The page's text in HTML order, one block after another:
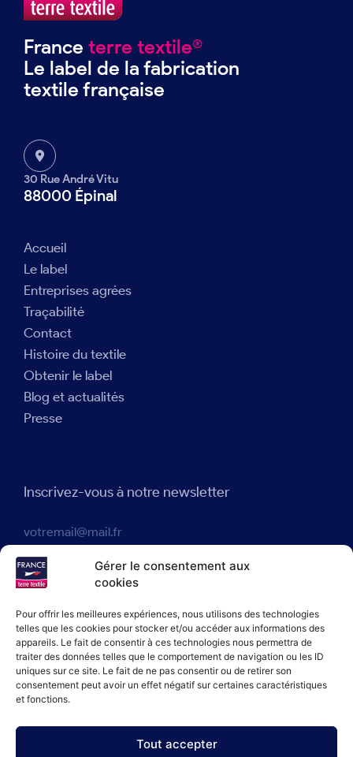
Gérer le consentement aux
cookies
Pour offrir les meilleures expériences, nous utilisons des technologies
telles que les cookies pour stocker et/ou accéder aux informations des
appareils. Le fait de consentir à ces technologies nous permettra de
traiter des données telles que le comportement de navigation ou les ID
uniques sur ce site. Le fait de ne pas consentir ou de retirer son
consentement peut avoir un effet négatif sur certaines caractéristiques
et fonctions.
Tout accepter
France terre textile®
Le label de la fabrication
textile française
30 Rue André Vitu
88000 Épinal
Accueil
Le label
Entreprises agrées
Traçabilité
Contact
Histoire du textile
Obtenir le label
Blog et actualités
Presse
Inscrivez-vous à notre newsletter
J'accepte que France terre textile® enregistre mon adresse
e-mail dans le but de m'envoyer des actualités en accord avec
JE M'INSCRIS
Politique de cookies